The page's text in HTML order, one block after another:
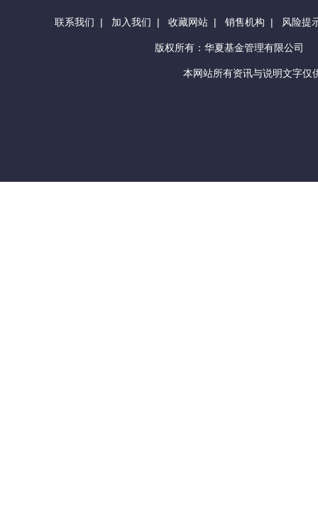
联系我们 | 加入我们 | 收藏网站 | 销售机构 | 风险提
版权所有：华夏基金管理有限公司
本网站所有资讯与说明文字仅